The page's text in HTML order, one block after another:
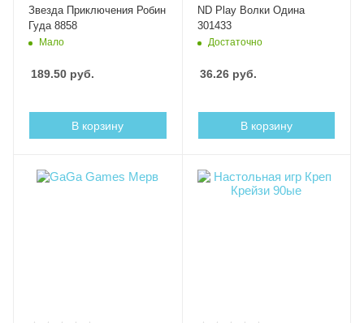
Звезда Приключения Робин
Гуда 8858
Мало
189.50 руб.
В корзину
ND Play Волки Одина
301433
Достаточно
36.26руб.
В корзину